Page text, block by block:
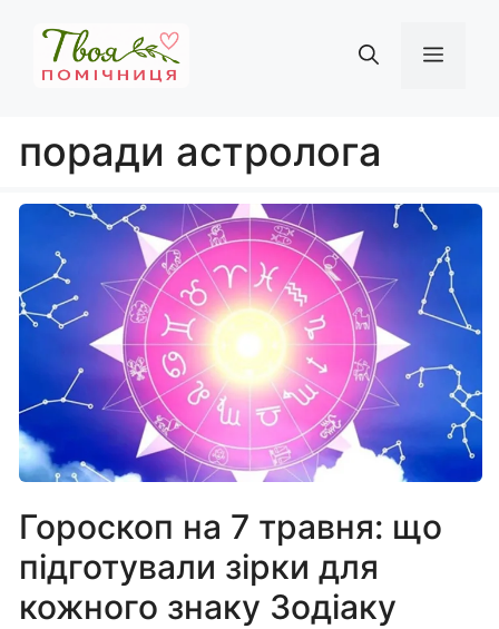
вмісту
поради астролога
Гороскоп на 7 травня: що
підготували зірки для
кожного знаку Зодіаку